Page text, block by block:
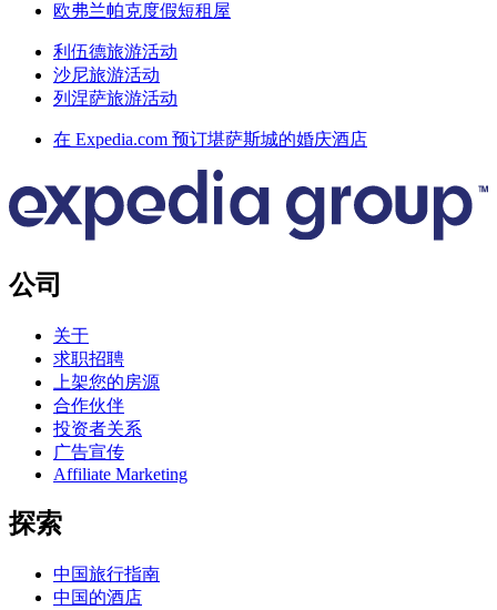
欧弗兰帕克度假短租屋
利伍德旅游活动
沙尼旅游活动
列涅萨旅游活动
在 Expedia.com 预订堪萨斯城的婚庆酒店
公司
关于
求职招聘
上架您的房源
合作伙伴
投资者关系
广告宣传
Affiliate Marketing
探索
中国旅行指南
中国的酒店